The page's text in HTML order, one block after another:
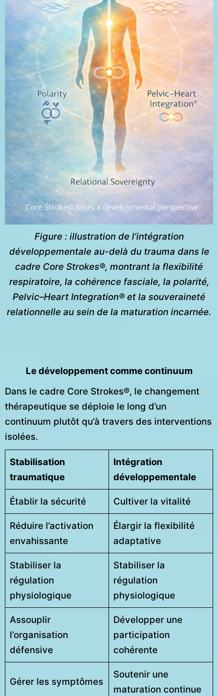
Figure : illustration de l’intégration
développementale au-delà du trauma dans le
cadre Core Strokes®, montrant la flexibilité
respiratoire, la cohérence fasciale, la polarité,
Pelvic–Heart Integration® et la souveraineté
relationnelle au sein de la maturation incarnée.
Le développement comme continuum
Dans le cadre Core Strokes®, le changement
thérapeutique se déploie le long d’un
continuum plutôt qu’à travers des interventions
isolées.
Stabilisation
traumatique
Intégration
développementale
Établir la sécurité Cultiver la vitalité
Réduire l’activation
envahissante
Élargir la flexibilité
adaptative
Stabiliser la
régulation
physiologique
Stabiliser la
régulation
physiologique
Assouplir
l’organisation
défensive
Développer une
participation
cohérente
Gérer les symptômes
Soutenir une
maturation continue